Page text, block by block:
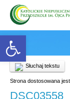
Open toolbar
Słuchaj tekstu
Strona dostosowana
DSC03558